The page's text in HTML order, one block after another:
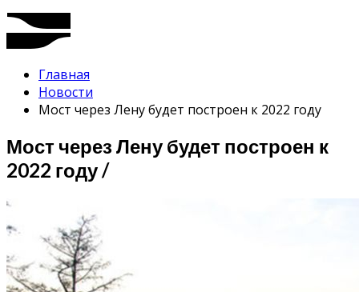
Главная
Новости
Мост через Лену будет построен к 2022 году
Мост через Лену будет построен к
2022 году /